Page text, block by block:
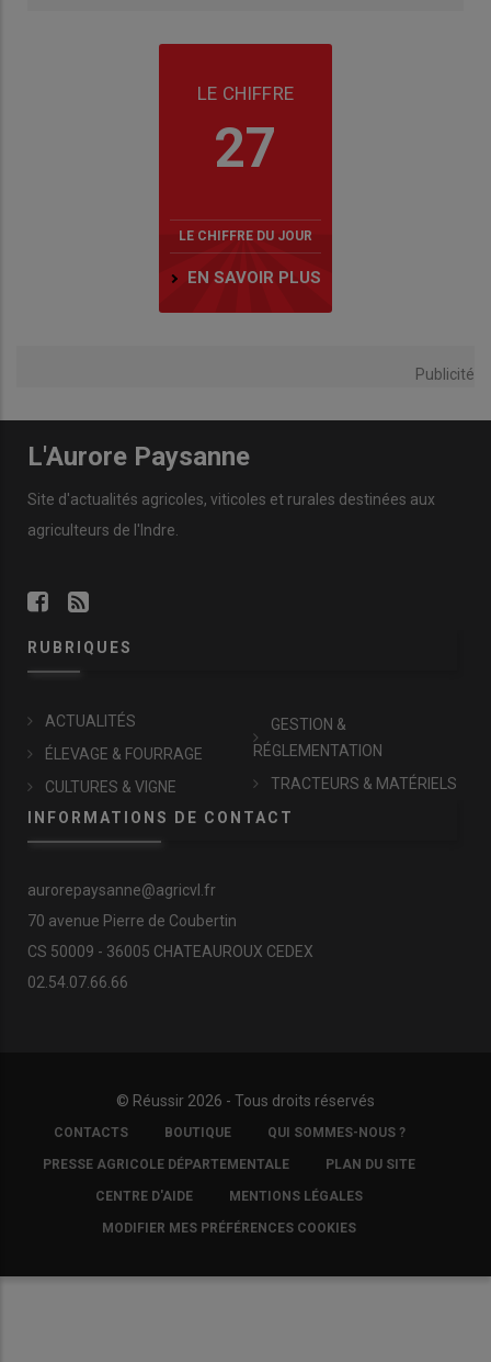
LE CHIFFRE
27
LE CHIFFRE DU JOUR
EN SAVOIR PLUS
Publicité
L'Aurore Paysanne
Site d'actualités agricoles, viticoles et rurales destinées aux
agriculteurs de l'Indre.
RUBRIQUES
ACTUALITÉS
ÉLEVAGE & FOURRAGE
CULTURES & VIGNE
GESTION &
RÉGLEMENTATION
TRACTEURS & MATÉRIELS
INFORMATIONS DE CONTACT
aurorepaysanne@agricvl.fr
70 avenue Pierre de Coubertin
CS 50009 - 36005 CHATEAUROUX CEDEX
02.54.07.66.66
© Réussir 2026 - Tous droits réservés
FOOTER
COPYRIGHT
CONTACTS BOUTIQUE QUI SOMMES-NOUS ?
PRESSE AGRICOLE DÉPARTEMENTALE PLAN DU SITE
CENTRE D'AIDE MENTIONS LÉGALES
MODIFIER MES PRÉFÉRENCES COOKIES